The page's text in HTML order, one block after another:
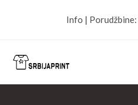
Info | Porudžbine: